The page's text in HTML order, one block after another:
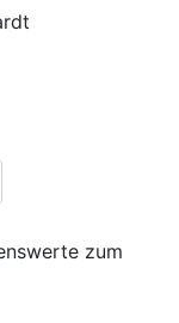
zum